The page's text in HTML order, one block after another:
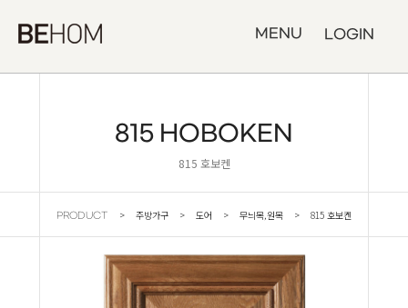
MENU LOGIN
815 HOBOKEN
815 호보켄
PRODUCT > 주방가구 > 도어 > 무늬목,원목 > 815 호보켄